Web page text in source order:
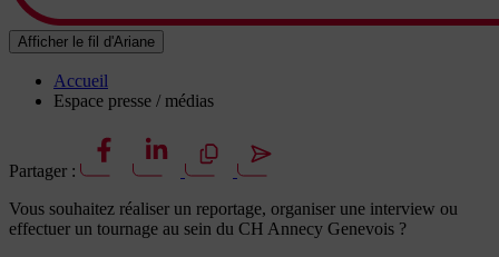
Afficher le fil d'Ariane
Accueil
Espace presse / médias
Partager :
Vous souhaitez réaliser un reportage, organiser une interview ou
effectuer un tournage au sein du CH Annecy Genevois ?